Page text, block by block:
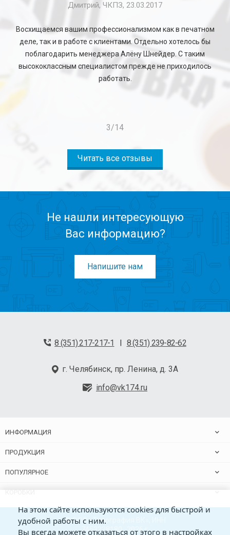
Дмитрий, ЧКПЗ, 23.03.2017
Восхищаемся вашим профессионализмом как в печатном
деле, так и в работе с клиентами. Отдельно хотелось бы
поблагодарить менеджера Алёну Шнейдер. С таким
высококлассным специалистом прежде не приходилось
работать.
3/14
Читать все отзывы
Не нашли интересующую
Вас информацию?
Напишите нам
8 (351) 217-217-1 | 8 (351) 239-82-62
г. Челябинск, пр. Ленина, д. 3А
info@vk174.ru
ИНФОРМАЦИЯ
ПРОДУКЦИЯ
ПОПУЛЯРНОЕ
© ООО «Типография ВК», ИНН
7453228180 , 2026 г.
На этом сайте используются cookies для быстрой и
удобной работы с ним.
Вы всегда можете отказаться от этого в настройках